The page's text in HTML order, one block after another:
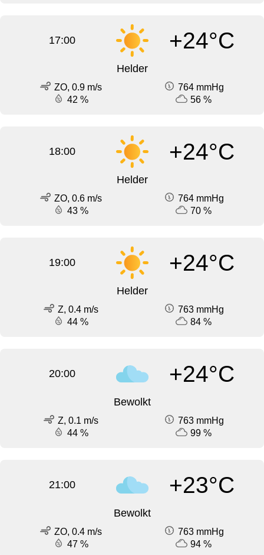
17:00 +24°C
Helder
ZO, 0.9 m/s
764 mmHg
42 %
56 %
18:00 +24°C
Helder
ZO, 0.6 m/s
764 mmHg
43 %
70 %
19:00 +24°C
Helder
Z, 0.4 m/s
763 mmHg
44 %
84 %
20:00 +24°C
Bewolkt
Z, 0.1 m/s
763 mmHg
44 %
99 %
21:00 +23°C
Bewolkt
ZO, 0.4 m/s
763 mmHg
47 %
94 %